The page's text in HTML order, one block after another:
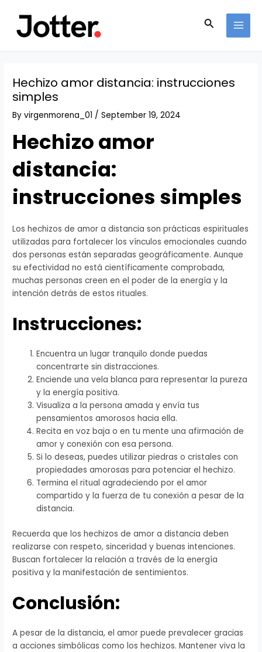
content
Search
Hechizo amor distancia: instrucciones
simples
Byvirgenmorena_01 /September 19, 2024
Hechizo amor
distancia:
instrucciones simples
Los hechizos de amor a distancia son prácticas espirituales
utilizadas para fortalecer los vínculos emocionales cuando
dos personas están separadas geográficamente. Aunque
su efectividad no está científicamente comprobada,
muchas personas creen en el poder de la energía y la
intención detrás de estos rituales.
Instrucciones:
Encuentra un lugar tranquilo donde puedas
concentrarte sin distracciones.
Enciende una vela blanca para representar la pureza
y la energía positiva.
Visualiza a la persona amada y envía tus
pensamientos amorosos hacia ella.
Recita en voz baja o en tu mente una afirmación de
amor y conexión con esa persona.
Si lo deseas, puedes utilizar piedras o cristales con
propiedades amorosas para potenciar el hechizo.
Termina el ritual agradeciendo por el amor
compartido y la fuerza de tu conexión a pesar de la
distancia.
Recuerda que los hechizos de amor a distancia deben
realizarse con respeto, sinceridad y buenas intenciones.
Buscan fortalecer la relación a través de la energía
positiva y la manifestación de sentimientos.
Conclusión:
A pesar de la distancia, el amor puede prevalecer gracias
a acciones simbólicas como los hechizos. Mantener viva la
navigation